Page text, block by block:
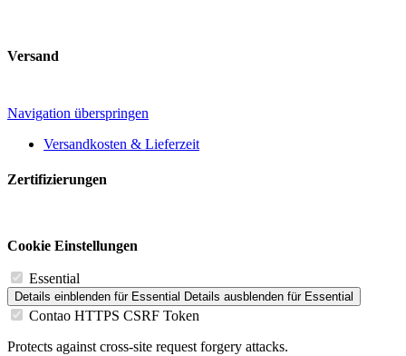
Versand
Navigation überspringen
Versandkosten & Lieferzeit
Zertifizierungen
Cookie Einstellungen
Essential
Details einblenden für Essential Details ausblenden für Essential
Contao HTTPS CSRF Token
Protects against cross-site request forgery attacks.